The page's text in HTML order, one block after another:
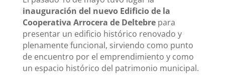
inauguración del nuevo Edificio de la
Cooperativa Arrocera de Deltebrepara
presentar un edificio histórico renovado y
plenamente funcional, sirviendo como punto
de encuentro por el emprendimiento y como
un espacio histórico del patrimonio municipal.